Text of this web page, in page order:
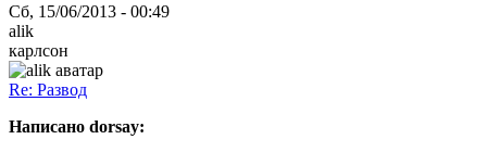
Сб, 15/06/2013 - 00:49
alik
карлсон
Re: Развод
Написано dorsay: